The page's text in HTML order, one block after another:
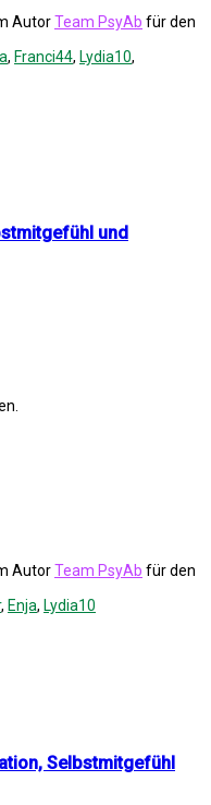
AutorTeam PsyAb für den
, Franci44, Lydia10,
und
AutorTeam PsyAb für den
, Enja, Lydia10
Selbstmitgefühl